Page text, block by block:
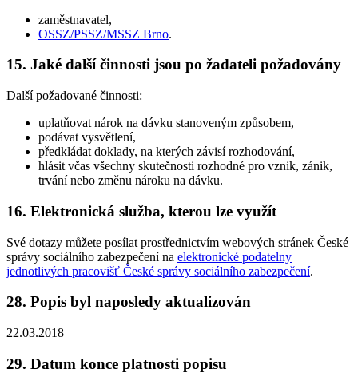
zaměstnavatel,
OSSZ/PSSZ/MSSZ Brno.
15. Jaké další činnosti jsou po žadateli požadovány
Další požadované činnosti:
uplatňovat nárok na dávku stanoveným způsobem,
podávat vysvětlení,
předkládat doklady, na kterých závisí rozhodování,
hlásit včas všechny skutečnosti rozhodné pro vznik, zánik,
trvání nebo změnu nároku na dávku.
16. Elektronická služba, kterou lze využít
Své dotazy můžete posílat prostřednictvím webových stránek České
správy sociálního zabezpečení na elektronické podatelny
jednotlivých pracovišť České správy sociálního zabezpečení.
28. Popis byl naposledy aktualizován
22.03.2018
29. Datum konce platnosti popisu